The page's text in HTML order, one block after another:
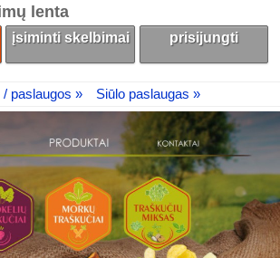
lenta
įsiminti skelbimai prisijungti
/ paslaugos » Siūlo paslaugas »